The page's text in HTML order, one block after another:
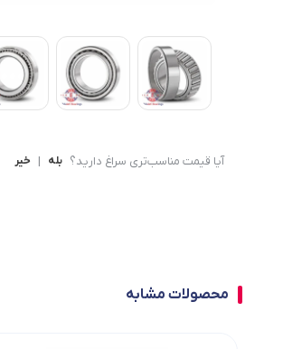
آیا قیمت مناسب‌تری سراغ دارید؟ بله | خیر
محصولات مشابه